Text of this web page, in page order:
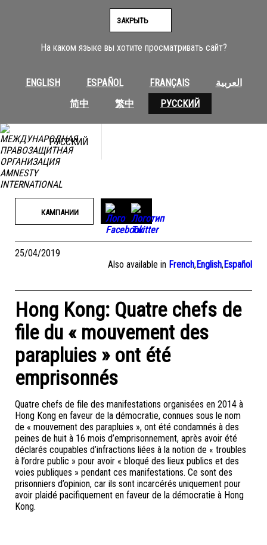
На каком языке вы хотите просматривать сайт?
ENGLISH ESPAÑOL FRANÇAIS
العربية
简中
繁中 РУССКИЙ
ЗАКРЫТЬ
РУССКИЙ
КАМПАНИИ
25/04/2019
Also available in French,English,Español
Hong Kong: Quatre chefs de
file du « mouvement des
parapluies » ont été
emprisonnés
Quatre chefs de file des manifestations organisées en 2014 à
Hong Kong en faveur de la démocratie, connues sous le nom
de « mouvement des parapluies », ont été condamnés à des
peines de huit à 16 mois d’emprisonnement, après avoir été
déclarés coupables d’infractions liées à la notion de « troubles
à l’ordre public » pour avoir « bloqué des lieux publics et des
voies publiques » pendant ces manifestations. Ce sont des
prisonniers d’opinion, car ils sont incarcérés uniquement pour
avoir plaidé pacifiquement en faveur de la démocratie à Hong
Kong.